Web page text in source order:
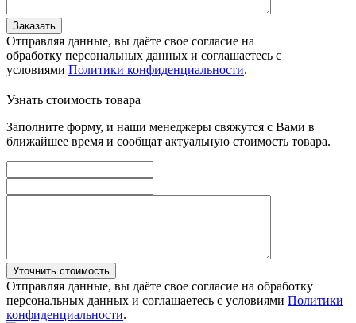
Заказать
Отправляя данные, вы даёте свое согласие на
обработку персональных данных и соглашаетесь с
условиями Политики конфиденциальности.
Узнать стоимость товара
Заполните форму, и наши менеджеры свяжутся с Вами в
ближайшее время и сообщат актуальную стоимость товара.
Уточнить стоимость
Отправляя данные, вы даёте свое согласие на обработку
персональных данных и соглашаетесь с условиями Политики
конфиденциальности.